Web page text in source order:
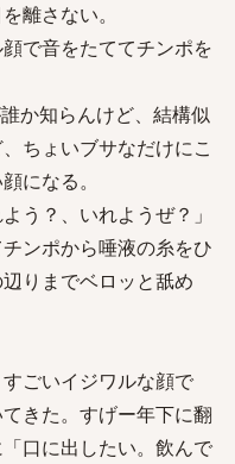
離さない。
で音をたててチンポを
か知らんけど、結構似
ちょいブサなだけにこ
になる。
う？、いれようぜ？」
ンポから唾液の糸をひ
りまでベロッと舐め
ごいイジワルな顔で
きた。すげー年下に翻
口に出したい。飲んで